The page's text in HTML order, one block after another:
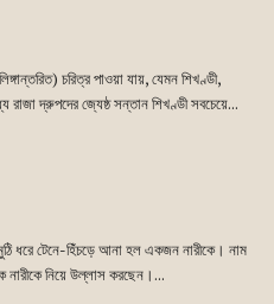
চরিত্র পাওয়া যায়, যেমন শিখণ্ডী,
দ্রুপদের জ্যেষ্ঠ সন্তান শিখণ্ডী সবচেয়ে...
ধরে টেনে-হিঁচড়ে আনা হল একজন নারীকে। নাম
নারীকে নিয়ে উল্লাস করছেন।...